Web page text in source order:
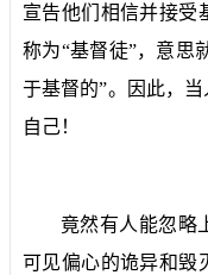
宣告他们相信并接受
称为“基督徒”，意思
于基督的”。因此，
自己！
竟然有人能忽略
可见偏心的诡异和毁